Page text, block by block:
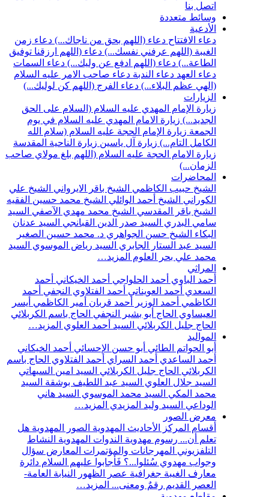
اتصل بنا
وسائط متعددة
الأدعية
دعاء الافتتاح دعاء (اللهم بحق من ناجاك...) دعاء زمن
الغيبة (اللهم عرفني نفسك...) دعاء (اللهم ارزقنا توفيق
الطاعة...) دعاء (اللهم ادفع عن وليك...) دعاء السمات
دعاء العهد دعاء الندبة دعاء صاحب الامر عليه السلام
(الهي عظم البلاء...) دعاء الفرج (اللهم كن لوليك...)
الزيارات
زيارة الإمام المهدي عليه السلام (السلام على الحق
الجديد...) زيارة الامام المهدي عليه السلام في يوم
الجمعة زيارة الإمام الحجة عليه السلام (سلام الله
الكامل التام...) زيارة آل ياسين زيارة الناحية المقدسة
زيارة الامام الحجة عليه السلام (اللهم بلغ مولاي صاحب
الزمان...)
المحاضرات
الشيخ حبيب الكاظمي الشيخ باقر الايرواني الشيخ علي
الكوراني الشيخ أحمد الوائلي الشيخ محمد حسين الفقيه
الشيخ باقر المقدسي الشيخ محمد مهدي الآصفي السيد
سامي البدري السيد صدر الدين القبانجي السيد عدنان
البكاء الشيخ حسن الجواهري د. محمد حسين الصغير
السيد عبد الستار الجابري السيد رياض الموسوي السيد
محمد علي بحر العلوم المزيد…
المراثي
أحمد الباوي أحمد الحلواجي أحمد الخيكاني أحمد
السعدي أحمد العويناتي أحمد الفتلاوي النجفي أحمد
الكاظمي أحمد الوزير أحمد قربان أمير الكاظمي أيسر
العيساوي الحاج أبو بشير النجفي الحاج باسم الكربلائي
الحاج جليل الكربلائي السيد أحمد العلوي المزيد…
المواليد
أبو الحواتم الطائي أبو حسن الإحسائي أحمد الخيكاني
أحمد الساعدي أحمد السراي أحمد الفتلاوي الحاج باسم
الكربلائي الحاج جليل الكربلائي السيد امين السيهاتي
السيد جلال العلوي السيد عبد اللطيف بوشقة السيد
محمد المكي السيد محمد الموسوي السيد هاني
الوداعي السيد وليد المزيدي المزيد…
معرض الصور
أقسام المركز
الأحاديث المهدوية الصور المهدوية هل
تعلم أن... رسوم مهدوية الندوات المهدوية النشاط
التلفزيوني المهرجانات والمؤتمرات المعارض سؤال
وجواب مهدوي سُئلوا...؟ فَأجابوا عليهم السلام دائرة
معارف الغيبة جغرافية عصر الظهور
النيابة العامة-
العصر القديم رقمٌ ومعنى... المزيد…